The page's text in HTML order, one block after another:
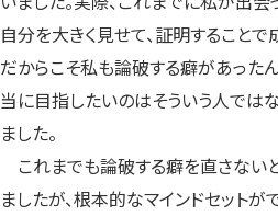
自分を大きく見せて、証明することで
だからこそ私も論破する癖があった
当に目指したいのはそういう人では
ました。
これまでも論破する癖を直さない
ましたが、根本的なマインドセット